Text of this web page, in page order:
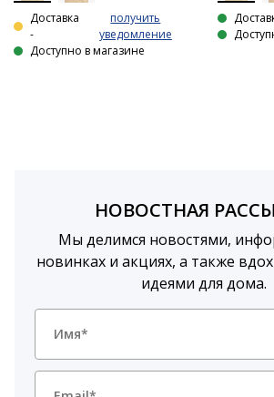
Доставка
-
получить
уведомление
Доступно в магазине
НОВОСТНАЯ
Мы делимся новостями,
новинках и акциях, а также
идеями для дома.